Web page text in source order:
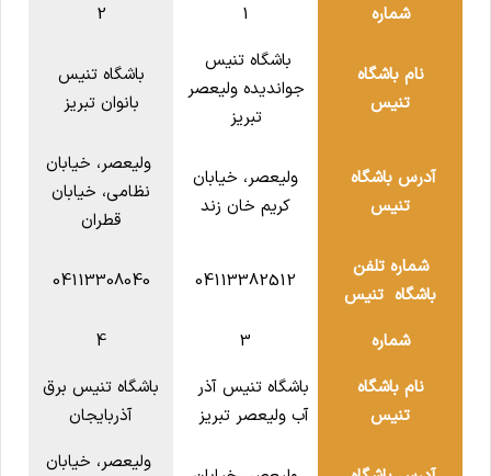
شماره 1
2
نام باشگاه
تنیس
باشگاه تنیس
جواندیده ولیعصر
تبریز
باشگاه تنیس
بانوان تبریز
آدرس باشگاه
تنیس
ولیعصر، خیابان
کریم خان زند
ولیعصر، خیابان
نظامی، خیابان
قطران
شماره تلفن
باشگاه تنیس
04113382512
04113308040
شماره 3
4
نام باشگاه
تنیس
باشگاه تنیس آذر
آب ولیعصر تبریز
باشگاه تنیس برق
آذربایجان
ولیعصر، خیابان